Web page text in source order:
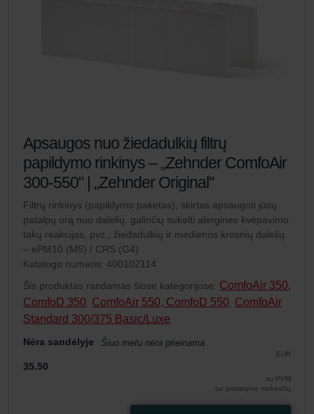
Apsaugos nuo žiedadulkių filtrų
papildymo rinkinys – „Zehnder ComfoAir
300-550" | „Zehnder Original"
Filtrų rinkinys (papildymo paketas), skirtas apsaugoti jūsų
patalpų orą nuo dalelių, galinčių sukelti alergines kvėpavimo
takų reakcijas, pvz., žiedadulkių ir medienos krosnių dalelių
– ePM10 (M5) / CRS (G4)
Katalogo numeris: 400102114
Šis produktas randamas šiose kategorijose: ComfoAir 350,
ComfoD 350, ComfoAir 550, ComfoD 550, ComfoAir
Standard 300/375 Basic/Luxe
Nėra sandėlyje Šiuo metu nėra prieinama
EUR
35.50
su PVM
be pristatymo mokesčių